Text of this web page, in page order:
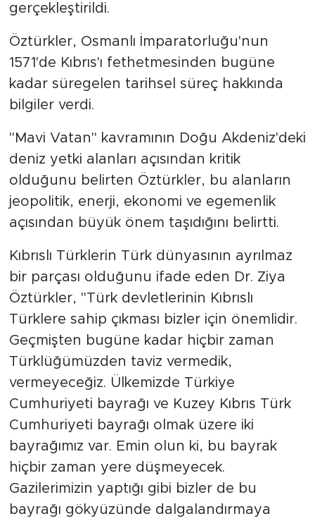
gerçekleştirildi.
Öztürkler, Osmanlı İmparatorluğu'nun
1571'de Kıbrıs'ı fethetmesinden bugüne
kadar süregelen tarihsel süreç hakkında
bilgiler verdi.
"Mavi Vatan" kavramının Doğu Akdeniz'deki
deniz yetki alanları açısından kritik
olduğunu belirten Öztürkler, bu alanların
jeopolitik, enerji, ekonomi ve egemenlik
açısından büyük önem taşıdığını belirtti.
Kıbrıslı Türklerin Türk dünyasının ayrılmaz
bir parçası olduğunu ifade eden Dr. Ziya
Öztürkler, "Türk devletlerinin Kıbrıslı
Türklere sahip çıkması bizler için önemlidir.
Geçmişten bugüne kadar hiçbir zaman
Türklüğümüzden taviz vermedik,
vermeyeceğiz. Ülkemizde Türkiye
Cumhuriyeti bayrağı ve Kuzey Kıbrıs Türk
Cumhuriyeti bayrağı olmak üzere iki
bayrağımız var. Emin olun ki, bu bayrak
hiçbir zaman yere düşmeyecek.
Gazilerimizin yaptığı gibi bizler de bu
bayrağı gökyüzünde dalgalandırmaya